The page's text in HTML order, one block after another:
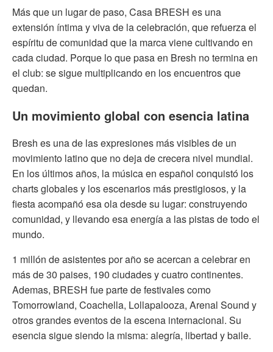
Más que un lugar de paso, Casa BRESH es una
extensión íntima y viva de la celebración, que refuerza el
espíritu de comunidad que la marca viene cultivando en
cada ciudad. Porque lo que pasa en Bresh no termina en
el club: se sigue multiplicando en los encuentros que
quedan.
Un movimiento global con esencia latina
Bresh es una de las expresiones más visibles de un
movimiento latino que no deja de crecera nivel mundial.
En los últimos años, la música en español conquistó los
charts globales y los escenarios más prestigiosos, y la
fiesta acompañó esa ola desde su lugar: construyendo
comunidad, y llevando esa energía a las pistas de todo el
mundo.
1 millón de asistentes por año se acercan a celebrar en
más de 30 paises, 190 ciudades y cuatro continentes.
Ademas, BRESH fue parte de festivales como
Tomorrowland, Coachella, Lollapalooza, Arenal Sound y
otros grandes eventos de la escena internacional. Su
esencia sigue siendo la misma: alegría, libertad y baile.